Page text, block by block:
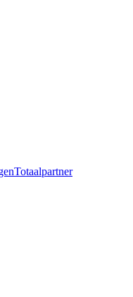
Totaalpartner